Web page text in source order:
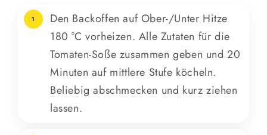
1
Den Backoffen auf Ober-/Unter Hitze
180 °C vorheizen. Alle Zutaten für die
Tomaten-Soße zusammen geben und 20
Minuten auf mittlere Stufe köcheln.
Beliebig abschmecken und kurz ziehen
lassen.